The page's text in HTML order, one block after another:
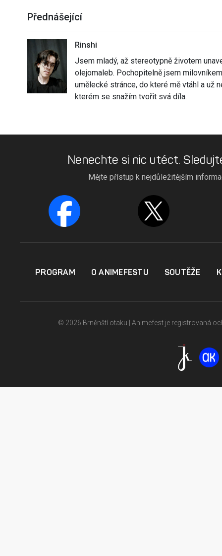
Přednášející
Rinshi
Jsem mladý, až stereotypně životem
olejomaleb. Pochopitelně jsem
umělecké stránce, do které mě vtáhl a už
kterém se snažím tvořit svá díla.
Nenechte si nic utéct.
Mějte přístup k nejdůležitějším
PROGRAM O ANIMEFESTU SOUTĚŽE
© 2026 Brněnští otaku | Animefest je registrovaná